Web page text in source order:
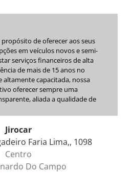
propósito de oferecer aos seus
em veículos novos e semi-
serviços financeiros de alta
de mais de 15 anos no
altamente capacitada, nossa
oferecer sempre uma
aliada a qualidade de
Jirocar
Faria Lima,, 1098
Centro
Do Campo